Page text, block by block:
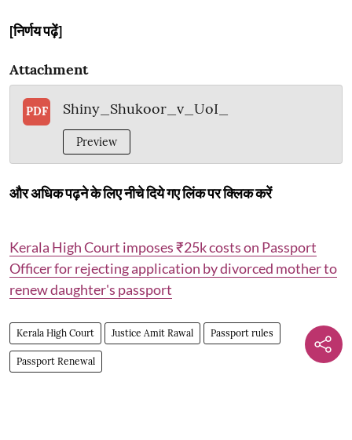
[निर्णय पढ़ें]
Attachment
PDF Shiny_Shukoor_v_UoI_
Preview
और अधिक पढ़ने के लिए नीचे दिये गए लिंक पर क्लिक करें
Kerala High Court imposes ₹25k costs on Passport
Officer for rejecting application by divorced mother to
renew daughter's passport
Kerala High Court Justice Amit Rawal Passport rules
Passport Renewal